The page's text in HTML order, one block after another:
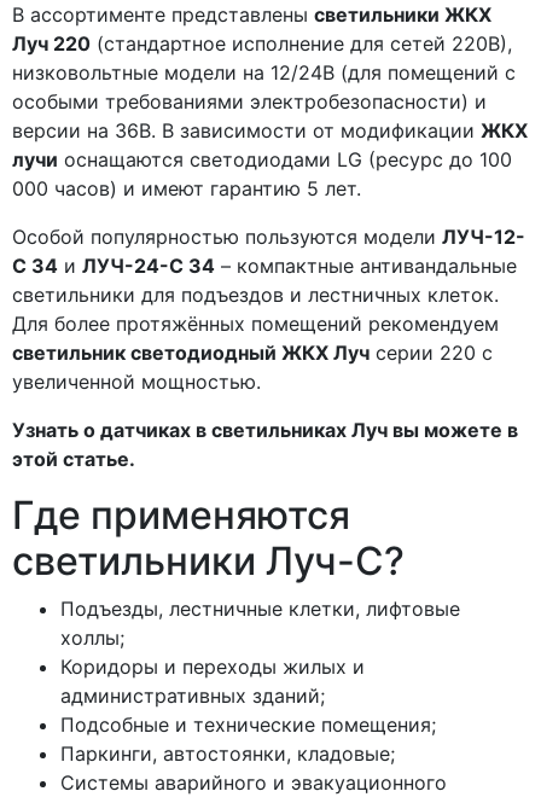
В ассортименте представлены светильники ЖКХ
Луч 220 (стандартное исполнение для сетей 220В),
низковольтные модели на 12/24В (для помещений с
особыми требованиями электробезопасности) и
версии на 36В. В зависимости от модификации ЖКХ
лучи оснащаются светодиодами LG (ресурс до 100
000 часов) и имеют гарантию 5 лет.
Особой популярностью пользуются модели ЛУЧ-12-
С 34 и ЛУЧ-24-С 34 – компактные антивандальные
светильники для подъездов и лестничных клеток.
Для более протяжённых помещений рекомендуем
светильник светодиодный ЖКХ Луч серии 220 с
увеличенной мощностью.
Узнать о датчиках в светильниках Луч вы можете в
этой статье.
Где применяются
светильники Луч-С?
Подъезды, лестничные клетки, лифтовые
холлы;
Коридоры и переходы жилых и
административных зданий;
Подсобные и технические помещения;
Паркинги, автостоянки, кладовые;
Системы аварийного и эвакуационного